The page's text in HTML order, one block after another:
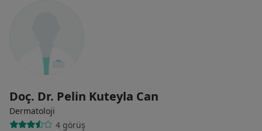
Doç. Dr. Pelin Kuteyla Can
Dermatoloji
4 görüş